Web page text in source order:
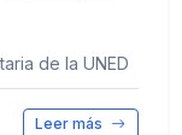
de la UNED
Leer más